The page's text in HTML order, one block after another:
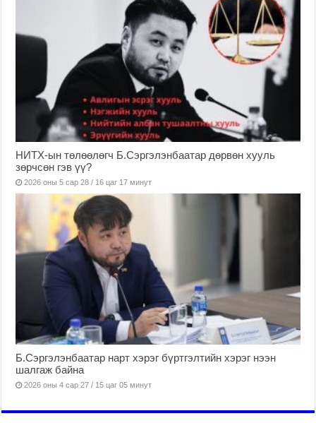
НИТХ-ын төлөөлөгч Б.Сэргэлэнбаатар дөрвөн хууль
зөрчсөн гэв үү?
2026 оны 5 сар 28 / 16 цаг 17 минут
Б.Сэргэлэнбаатар нарт хэрэг бүртгэлтийн хэрэг нээн
шалгаж байна
2026 оны 4 сар 27 / 15 цаг 05 минут